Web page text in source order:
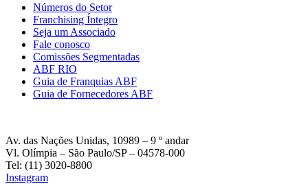
Números do Setor
Franchising Íntegro
Seja um Associado
Fale conosco
Comissões Segmentadas
ABF RIO
Guia de Franquias ABF
Guia de Fornecedores ABF
Av. das Nações Unidas, 10989 – 9 º andar
Vl. Olímpia – São Paulo/SP – 04578-000
Tel: (11) 3020-8800
Instagram